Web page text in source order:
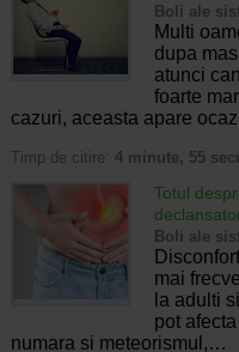
Boli ale
Multi
dupa
atunci
foarte
cazuri, aceasta apare
Timp de citire: 4 minute, 55
Totul
Boli ale
mai
la adulti
pot
numara si meteorismul,…